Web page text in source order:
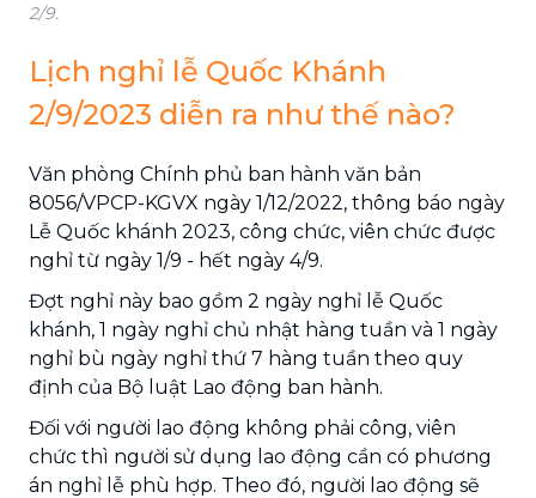
2/9.
Lịch nghỉ lễ Quốc Khánh
2/9/2023 diễn ra như thế nào?
Văn phòng Chính phủ ban hành văn bản
8056/VPCP-KGVX ngày 1/12/2022, thông báo ngày
Lễ Quốc khánh 2023, công chức, viên chức được
nghỉ từ ngày 1/9 - hết ngày 4/9.
Đợt nghỉ này bao gồm 2 ngày nghỉ lễ Quốc
khánh, 1 ngày nghỉ chủ nhật hàng tuần và 1 ngày
nghỉ bù ngày nghỉ thứ 7 hàng tuần theo quy
định của Bộ luật Lao động ban hành.
Đối với người lao động không phải công, viên
chức thì người sử dụng lao động cần có phương
án nghỉ lễ phù hợp. Theo đó, người lao động sẽ